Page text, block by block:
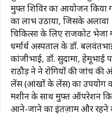
मुफ्त शिविर का आयोजन किया
का लाभ उठाया, जिसके अलावा
चिकित्सा के लिए राजकोट भेजा
धर्मार्थ अस्पताल के डॉ.
कांजीभाई, डॉ. सुदामा,
राठौड़ ने नेत्र रोगियों की जांच
लेंस (आंखों के लेंस) का उपयोग
मशीन के साथ मुफ्त ऑपरेशन
आने-जाने का इंतज़ाम और रहने